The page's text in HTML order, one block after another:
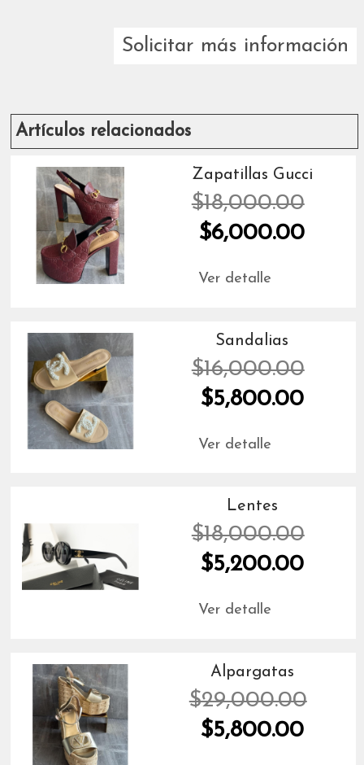
Solicitar más información
Artículos relacionados
Zapatillas Gucci
$18,000.00
$6,000.00
Ver detalle
Sandalias
$16,000.00
$5,800.00
Ver detalle
Lentes
$18,000.00
$5,200.00
Ver detalle
Alpargatas
$29,000.00
$5,800.00